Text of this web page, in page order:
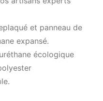
et panneau de
expansé.
écologique